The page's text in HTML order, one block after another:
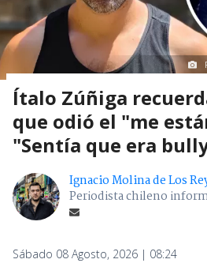
Ítalo Zúñiga
que odió el "me
"Sentía que era
Ignacio Molina de Los
Periodista chileno
Sábado 08 Agosto, 2026 | 08:24